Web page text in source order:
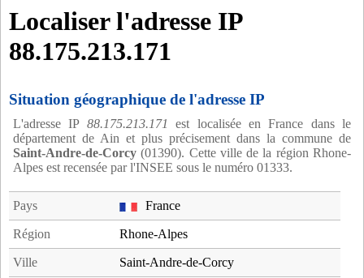
Localiser l'adresse IP
88.175.213.171
Situation géographique de l'adresse IP
L'adresse IP 88.175.213.171
est localisée en France dans le
département de Ain et plus précisement dans la commune de
Saint-Andre-de-Corcy (01390). Cette ville de la région Rhone-
Alpes est recensée par l'INSEE sous le numéro 01333.
Pays France
Région Rhone-Alpes
Ville Saint-Andre-de-Corcy